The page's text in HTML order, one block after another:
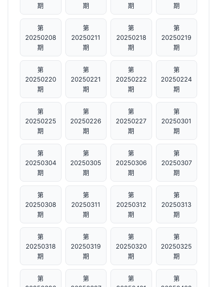
期
期
期
期
第
20250208
期
第
20250211
期
第
20250218
期
第
20250219
期
第
20250220
期
第
20250221
期
第
20250222
期
第
20250224
期
第
20250225
期
第
20250226
期
第
20250227
期
第
20250301
期
第
20250304
期
第
20250305
期
第
20250306
期
第
20250307
期
第
20250308
期
第
20250311
期
第
20250312
期
第
20250313
期
第
20250318
期
第
20250319
期
第
20250320
期
第
20250325
期
第
第
第
第